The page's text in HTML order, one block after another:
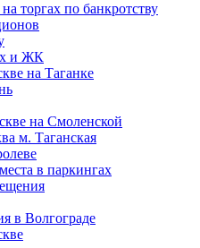
по банкротству
и ЖК
на Таганке
на Смоленской
м. Таганская
в паркингах
в Волгограде